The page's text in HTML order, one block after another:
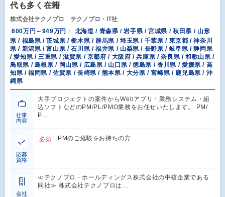
代も多く在籍
株式会社テクノプロ テクノプロ・IT社
600万円～949万円
北海道 / 青森県 / 岩手県 / 宮城県 / 秋田県 / 山形
県 / 福島県 / 茨城県 / 栃木県 / 群馬県 / 埼玉県 / 千葉県 / 東京都 / 神奈川
県 / 新潟県 / 富山県 / 石川県 / 福井県 / 山梨県 / 長野県 / 岐阜県 / 静岡県
/ 愛知県 / 三重県 / 滋賀県 / 京都府 / 大阪府 / 兵庫県 / 奈良県 / 和歌山県 /
鳥取県 / 島根県 / 岡山県 / 広島県 / 山口県 / 徳島県 / 香川県 / 愛媛県 / 高
知県 / 福岡県 / 佐賀県 / 長崎県 / 熊本県 / 大分県 / 宮崎県 / 鹿児島県 / 沖
縄県
仕事
内容
大手プロジェクトの案件からWebアプリ・業務システム・組
込ソフトなどのPM/PL/PMO業務をお任せいたします。 PM/
P…
応募
資格
必須 PMのご経験をお持ちの方
会社
≪テクノプロ・ホールディングス株式会社の中核企業である
同社≫ 株式会社テクノプロは…